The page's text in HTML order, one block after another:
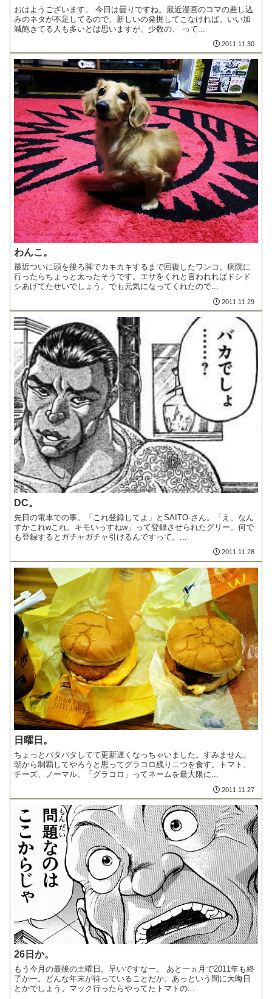
おはようございます。 今日は曇りですね。最近漫画のコマの差し込
みのネタが不足してるので、新しいの発掘してこなければ。いい加
減飽きてる人も多いとは思いますが、少数の、 って...
2011.11.30
わんこ。
最近ついに頭を後ろ脚でカキカキするまで回復したワンコ。病院に
行ったらちょっと太ったそうです。エサをくれと言われればドシド
シあげてたせいでしょう。でも元気になってくれたので...
2011.11.29
DC。
先日の電車での事。「これ登録してよ」とSAITO-さん。「え、なん
すかこれwこれ。キモいっすねw」って登録させられたグリー。何で
も登録するとガチャガチャ引けるんですって。...
2011.11.28
日曜日。
ちょっとバタバタしてて更新遅くなっちゃいました。すみません。
朝から制覇してやろうと思ってグラコロ残り二つを食す。トマト、
チーズ、ノーマル。「グラコロ」ってネームを最大限に...
2011.11.27
26日か。
もう今月の最後の土曜日。早いですなー。 あと一ヵ月で2011年も終
了かー。どんな年末が待っていることだか。あっという間に大晦日
とかでしょう。マック行ったらやってたトマトの...